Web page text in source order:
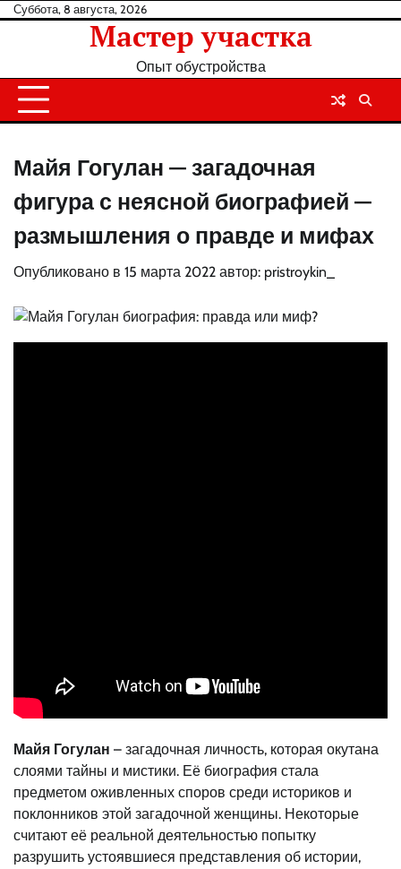
Перейти
Суббота, 8 августа, 2026
Мастер участка
Опыт обустройства
Майя Гогулан — загадочная
фигура с неясной биографией —
размышления о правде и мифах
Опубликовано в 15 марта 2022 автор: pristroykin_
Майя Гогулан – загадочная личность, которая окутана
слоями тайны и мистики. Её биография стала
предметом оживленных споров среди историков и
поклонников этой загадочной женщины. Некоторые
считают её реальной деятельностью попытку
разрушить устоявшиеся представления об истории,